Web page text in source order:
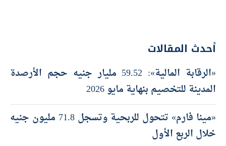
أحدث المقالات
«الرقابة المالية»: 59.52 مليار جنيه حجم الأرصدة
المدينة للتخصيم بنهاية مايو 2026
«مينا فارم» تتحول للربحية وتسجل 71.8 مليون جنيه
خلال الربع الأول